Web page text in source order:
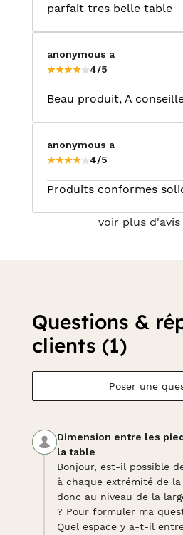
parfait tres belle table
anonymous a
4/5
Beau produit, A
anonymous a
4/5
Produits conformes
voir plus
Questions &
clients (1)
Poser une
Dimension entre les
la table
Bonjour, est-il possible
à chaque extrémité de
donc au niveau de la
? Pour formuler ma
Quel espace y a-t-il